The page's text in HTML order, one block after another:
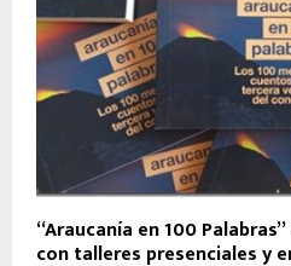
“Araucanía en 100
con talleres presenciales y